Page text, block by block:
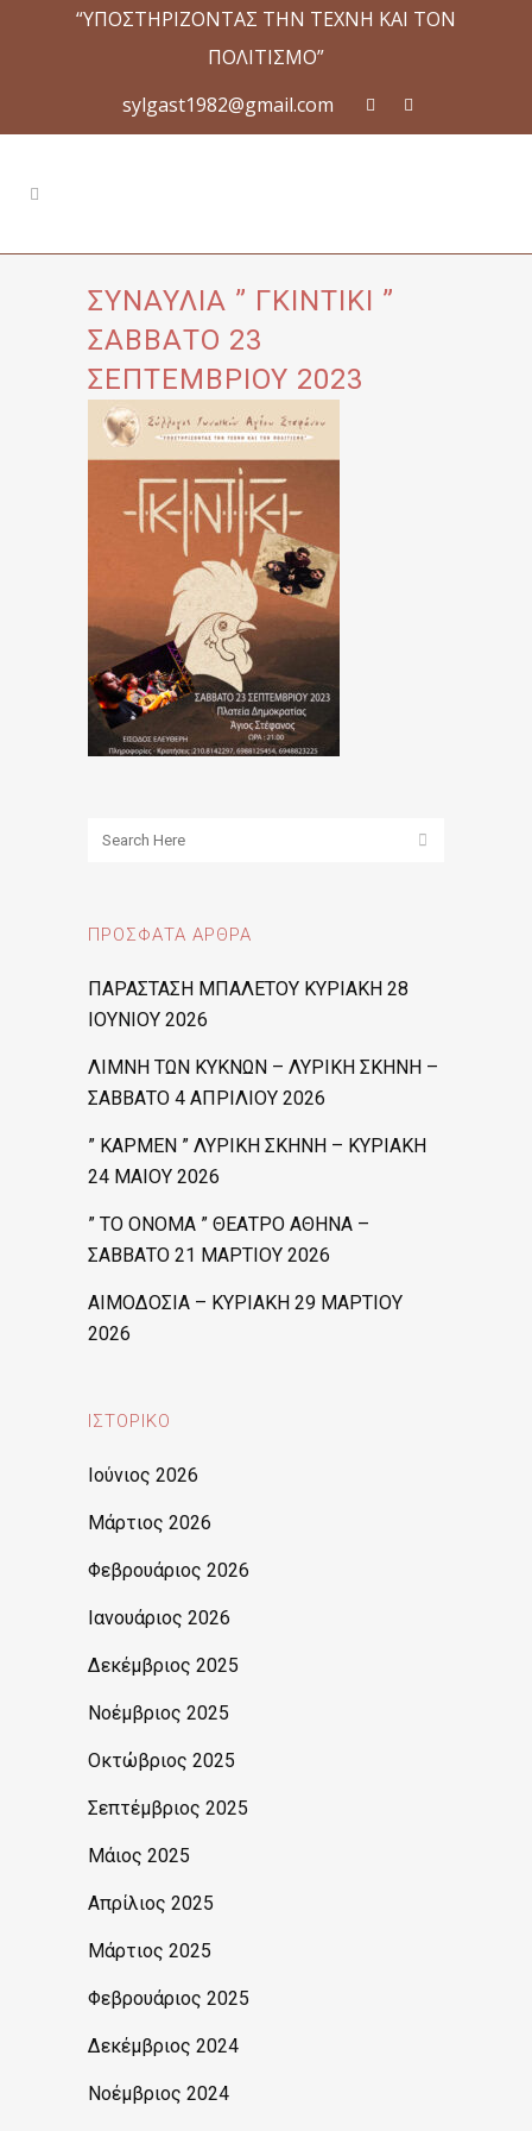
“ΥΠΟΣΤΗΡΙΖΟΝΤΑΣ ΤΗΝ ΤΕΧΝΗ ΚΑΙ ΤΟΝ
ΠΟΛΙΤΙΣΜΟ”
sylgast1982@gmail.com
ΣΥΝΑΥΛΙΑ ” ΓΚΙΝΤΙΚΙ ”
ΣΑΒΒΑΤΟ 23
ΣΕΠΤΕΜΒΡΙΟΥ 2023
ΠΡΌΣΦΑΤΑ ΆΡΘΡΑ
ΠΑΡΑΣΤΑΣΗ ΜΠΑΛΕΤΟΥ ΚΥΡΙΑΚΗ 28
ΙΟΥΝΙΟΥ 2026
ΛΙΜΝΗ ΤΩΝ ΚΥΚΝΩΝ – ΛΥΡΙΚΗ ΣΚΗΝΗ –
ΣΑΒΒΑΤΟ 4 ΑΠΡΙΛΙΟΥ 2026
” ΚΑΡΜΕΝ ” ΛΥΡΙΚΗ ΣΚΗΝΗ – ΚΥΡΙΑΚΗ
24 ΜΑΙΟΥ 2026
” ΤΟ ΟΝΟΜΑ ” ΘΕΑΤΡΟ ΑΘΗΝΑ –
ΣΑΒΒΑΤΟ 21 ΜΑΡΤΙΟΥ 2026
ΑΙΜΟΔΟΣΙΑ – ΚΥΡΙΑΚΗ 29 ΜΑΡΤΙΟΥ
2026
ΙΣΤΟΡΙΚΌ
Ιούνιος 2026
Μάρτιος 2026
Φεβρουάριος 2026
Ιανουάριος 2026
Δεκέμβριος 2025
Νοέμβριος 2025
Οκτώβριος 2025
Σεπτέμβριος 2025
Μάιος 2025
Απρίλιος 2025
Μάρτιος 2025
Φεβρουάριος 2025
Δεκέμβριος 2024
Νοέμβριος 2024